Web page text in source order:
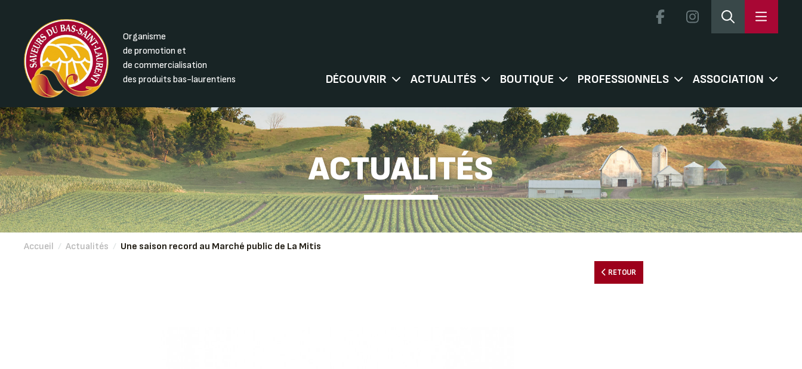
Organisme
de promotion et
de commercialisation
des produits bas-laurentiens
DÉCOUVRIR ACTUALITÉS BOUTIQUE PROFESSIONNELS ASSOCIATION
ACTUALITÉS
Accueil / Actualités / Une saison record au Marché public de La Mitis
RETOUR